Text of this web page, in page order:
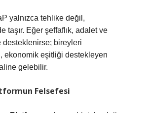
yalnızca tehlike değil,
taşır. Eğer şeffaflık, adalet ve
desteklenirse; bireyleri
ekonomik eşitliği destekleyen
gelebilir.
Felsefesi